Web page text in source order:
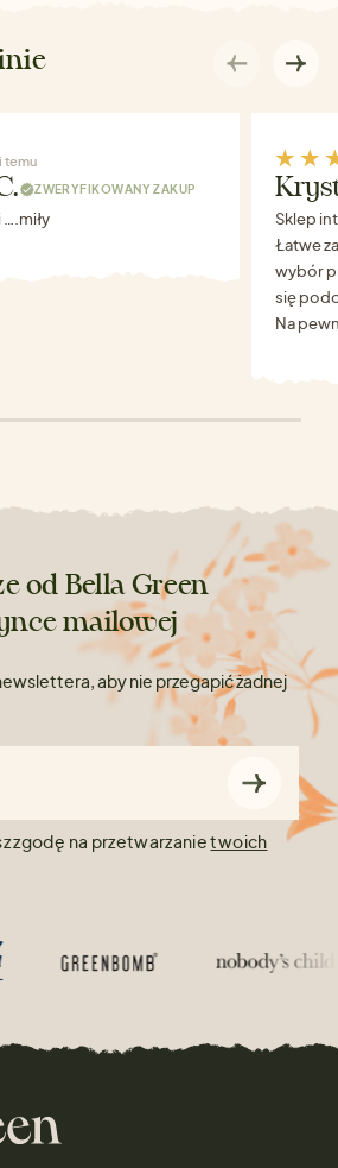
temu
ZWERYFIKOWANY ZAKUP
Sklep
Łatwe
wybór
się
Na
od Bella Green
mailowej
aby nie przegapić żadnej
zgodę na przetwarzanietwoich